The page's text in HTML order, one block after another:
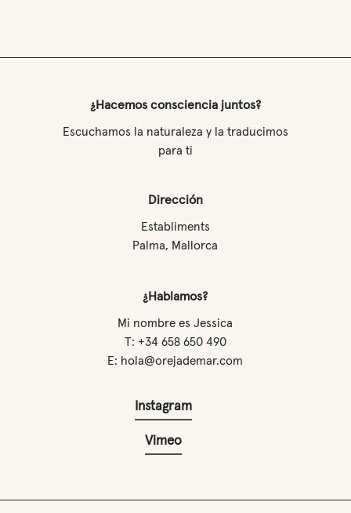
¿Hacemos consciencia juntos?
Escuchamos la naturaleza y la traducimos
para ti
Dirección
Establiments
Palma, Mallorca
¿Hablamos?
Mi nombre es Jessica
T: +34 658 650 490
E: hola@orejademar.com
Instagram
Vimeo